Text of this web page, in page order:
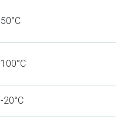
50°C
100°C
-20°C